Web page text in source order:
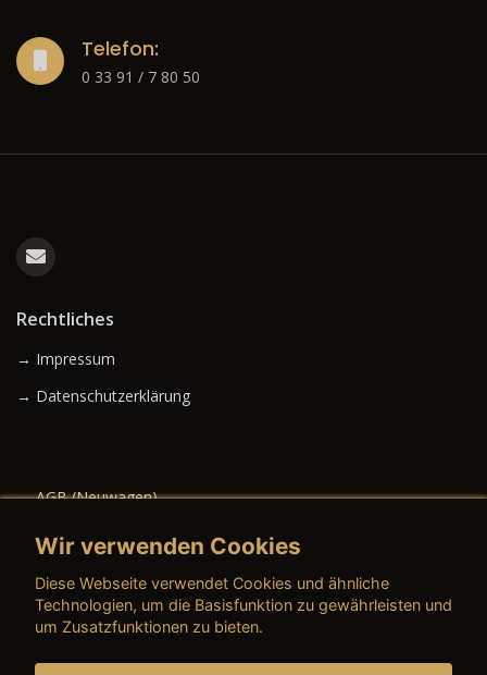
Telefon:
0 33 91 / 7 80 50
Rechtliches
→ Impressum
→ Datenschutzerklärung
→ AGB (Neuwagen)
→ AGB (Gebrauchtwagen)
→ AGB (Teile & Zubehör)
Wir verwenden Cookies
Diese Webseite verwendet Cookies und ähnliche
Technologien, um die Basisfunktion zu gewährleisten und
um Zusatzfunktionen zu bieten.